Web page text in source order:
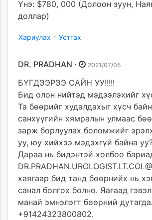
Yнэ: $780, 000 (Долоон зуун,
доллар)
Хариулах · Устгах
DR. PRADHAN · 2021/07/05
БҮГДЭЭРЭЭ САЙН УУ!!!!!
Бид олон нийтэд мэдээлэхийг
Та бөөрийг худалдахыг хүсч
санхүүгийн хямралын улмаас
зарж борлуулах боломжийг
уу, юу хийхээ мэдэхгүй байна
Дараа нь бидэнтэй холбоо
хаягаар бид танд бөөрнийх нь
санал болгох болно. Яагаад гэвэл
манай эмнэлэгт бөөрний
+91424323800802.